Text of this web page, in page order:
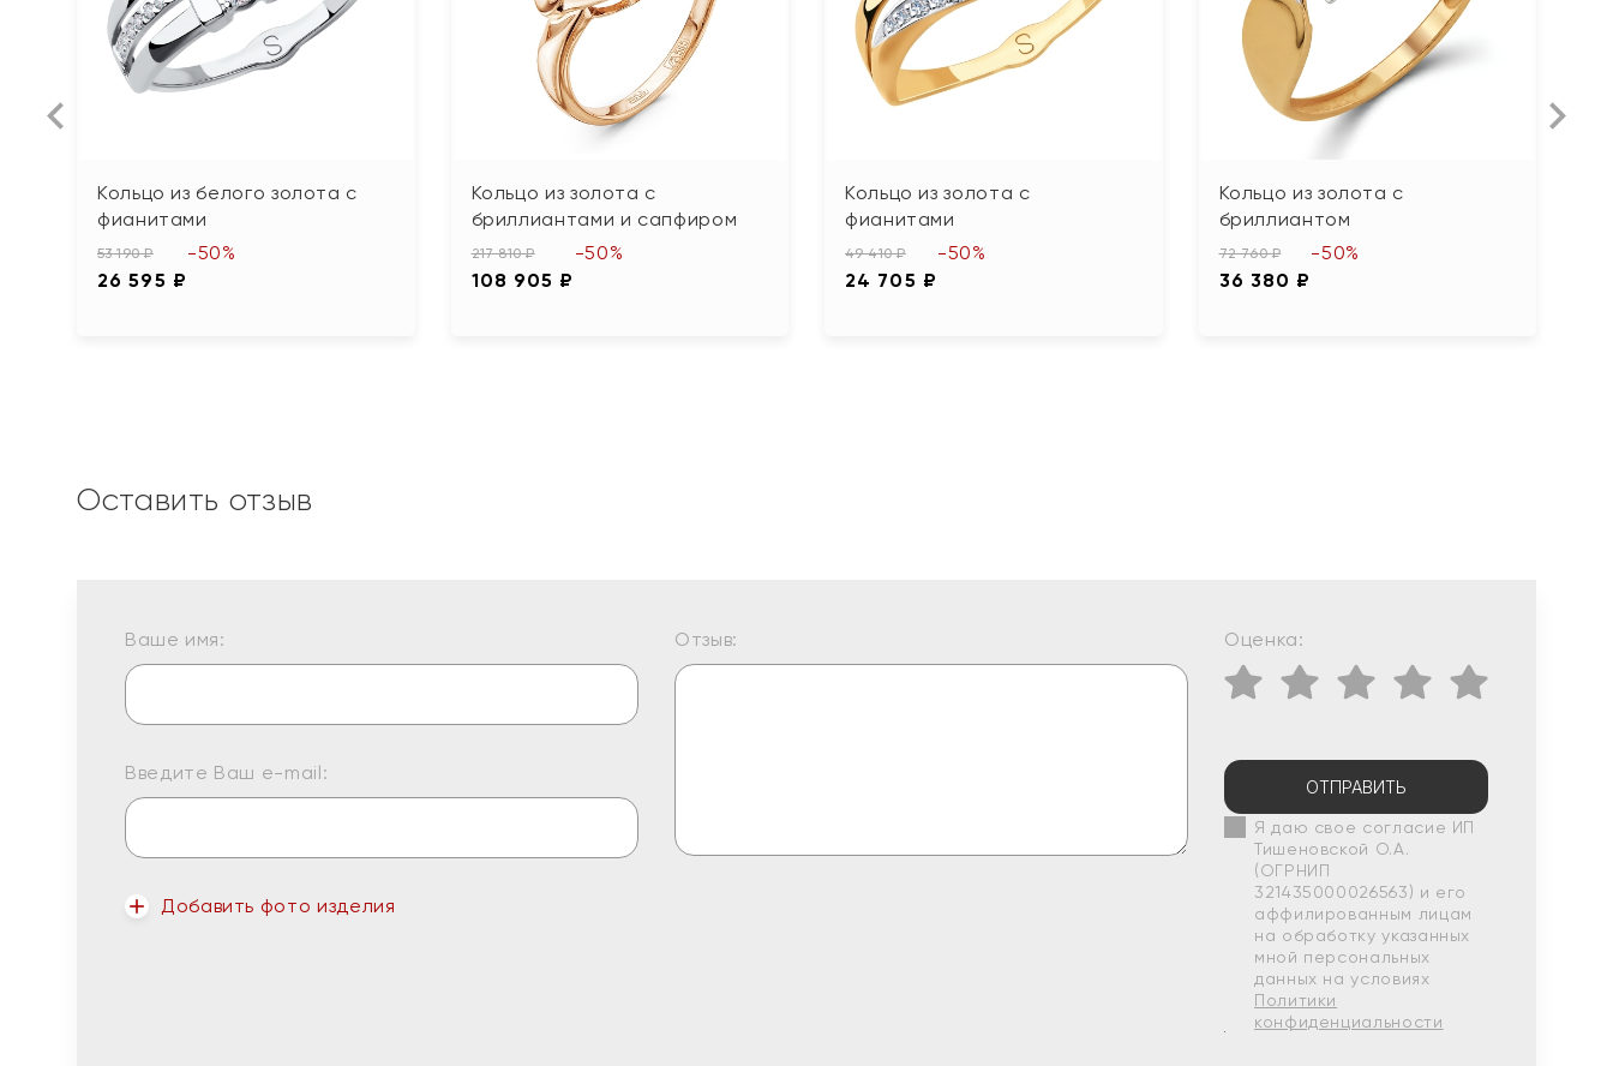
Кольцо из белого золота с
фианитами
53 190 ₽
26 595 ₽
-50%
Кольцо из золота с
бриллиантами и сапфиром
217 810 ₽
108 905 ₽
-50%
Кольцо из золота с
фианитами
49 410 ₽
24 705 ₽
-50%
Кольцо из золота с
бриллиантом
72 760 ₽
36 380 ₽
-50%
Оставить отзыв
Ваше имя:
Введите Ваш e-mail:
Добавить фото изделия
Отзыв: Оценка:
ОТПРАВИТЬ
Я даю свое согласие ИП
Тишеновской О.А.
(ОГРНИП
321435000026563) и его
аффилированным лицам
на обработку указанных
мной персональных
данных на условиях
Политики
конфиденциальности